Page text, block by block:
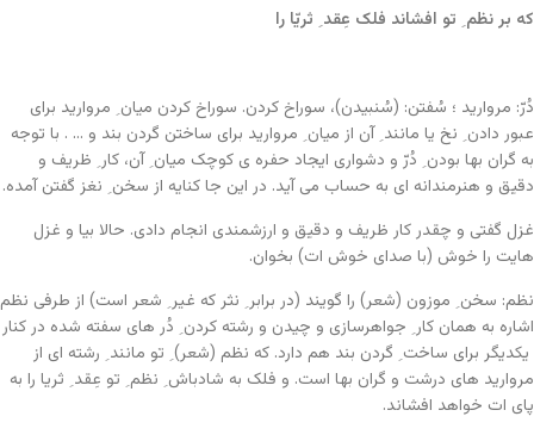
که بر نظم ِ تو افشاند فلک عِقد ِ ثریّا را
دُرّ: مروارید ؛ سُفتن: (سُنبیدن)، سوراخ کردن. سوراخ کردن میان ِ مروارید برای
عبور دادن ِ نخ یا مانند ِ آن از میان ِ مروارید برای ساختن گردن بند و … . با توجه
به گران بها بودن ِ دُرّ و دشواری ایجاد حفره ی کوچک میان ِ آن، کار ِ ظریف و
دقیق و هنرمندانه ای به حساب می آید. در این جا کنایه از سخن ِ نغز گفتن آمده.
غزل گفتی و چقدر کار ظریف و دقیق و ارزشمندی انجام دادی. حالا بیا و غزل
هایت را خوش (با صدای خوش ات) بخوان.
نظم: سخن ِ موزون (شعر) را گویند (در برابر ِ نثر که غیر ِ شعر است) از طرفی نظم
اشاره به همان کار ِ جواهرسازی و چیدن و رشته کردن ِ دُر های سفته شده در کنار
ِ یکدیگر برای ساخت ِ گردن بند هم دارد. که نظم (شعر) ِ تو مانند ِ رشته ای از
مروارید های درشت و گران بها است. و فلک به شادباش ِ نظم ِ تو عِقد ِ ثریا را به
پای ات خواهد افشاند.